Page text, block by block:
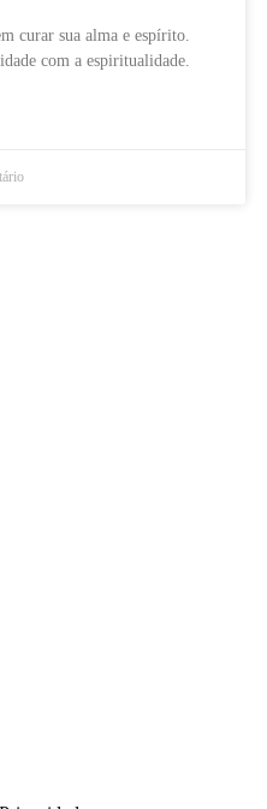
curar sua alma e espírito.
com a espiritualidade.